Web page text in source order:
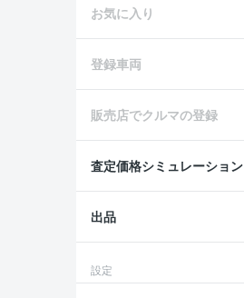
お気に入り
登録車両
販売店でクルマの登録
査定価格シミュレーション
出品
設定